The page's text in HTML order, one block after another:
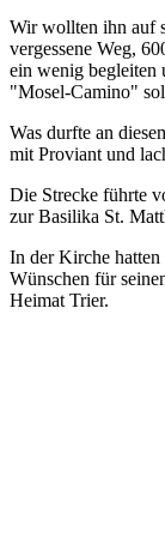
Wir wollten ihn auf
vergessene Weg,
ein wenig begleiten
"Mosel-Camino"
Was durfte an
mit Proviant und
Die Strecke führte
zur Basilika St.
In der Kirche
Wünschen für
Heimat Trier.